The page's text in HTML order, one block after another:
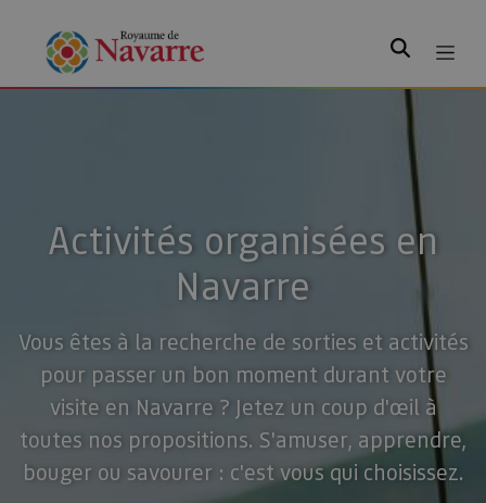
Rechercher
Activités organisées en
Navarre
Vous êtes à la recherche de sorties et activités
pour passer un bon moment durant votre
visite en Navarre ? Jetez un coup d'œil à
toutes nos propositions. S'amuser, apprendre,
bouger ou savourer : c'est vous qui choisissez.